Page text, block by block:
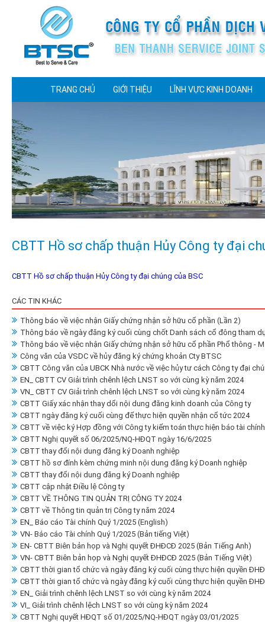
TRANG CHỦ GIỚI THIỆU LĨNH VỰC KINH DOANH
CBTT Hồ sơ chấp thuận Hủy Công ty đại
CBTT Hồ sơ chấp thuận Hủy Công ty đại chúng của BSC
CÁC TIN KHÁC
Thông báo về việc nhận Giấy chứng nhận sở hữu cổ phần (Lần 2)
Thông báo về ngày đăng ký cuối cùng chốt Danh sách cổ đông tham
Thông báo về việc nhận Giấy chứng nhận sở hữu cổ phần Phổ thông -
Công văn của VSDC về hủy đăng ký chứng khoản Cty BTSC
CBTT Công văn của UBCK Nhà nước về việc hủy tư cách Công ty đại
EN_ CBTT CV Giải trình chênh lệch LNST so với cùng kỳ năm 2024
VN_ CBTT CV Giải trình chênh lệch LNST so với cùng kỳ năm 2024
CBTT Giấy xác nhận thay dổi nội dung đăng kinh doanh của Công ty
CBTT ngày đăng ký cuối cùng để thực hiện quyền nhận cổ tức 2024
CBTT về việc ký Hợp đồng với Công ty kiểm toán thực hiện báo tài
CBTT Nghị quyết số 06/2025/NQ-HĐQT ngày 16/6/2025
CBTT thay đổi nội dung đăng ký Doanh nghiệp
CBTT hồ sơ đính kèm chứng minh nội dung đăng ký Doanh nghiệp
CBTT thay đổi nội dung đăng ký Doanh nghiệp
CBTT cập nhật Điều lệ Công ty
CBTT VỀ THÔNG TIN QUẢN TRỊ CÔNG TY 2024
CBTT về Thông tin quản trị Công ty năm 2024
EN_ Báo cáo Tài chính Quý 1/2025 (English)
VN- Báo cáo Tài chính Quý 1/2025 (Bản tiếng Việt)
EN- CBTT Biên bản họp và Nghị quyết ĐHĐCĐ 2025 (Bản Tiếng Anh)
VN- CBTT Biên bản họp và Nghị quyết ĐHĐCĐ 2025 (Bản Tiếng Việt)
CBTT thời gian tổ chức và ngày đăng ký cuối cùng thực hiện quyền
CBTT thời gian tổ chức và ngày đăng ký cuối cùng thực hiện quyền
EN_ Giải trình chênh lệch LNST so với cùng kỳ năm 2024
VI_ Giải trình chênh lệch LNST so với cùng kỳ năm 2024
CBTT Nghị quyết HĐQT số 01/2025/NQ-HĐQT ngày 03/01/2025